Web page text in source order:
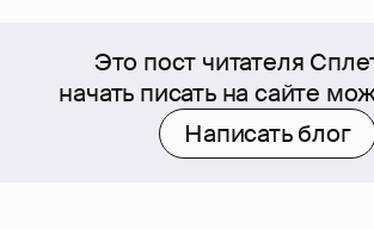
Это пост читателя
начать писать на сайте
Написать блог